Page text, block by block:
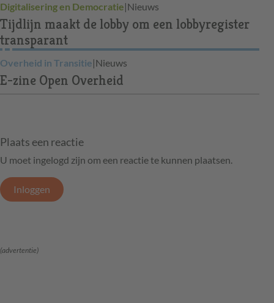
Digitalisering en Democratie|Nieuws
Tijdlijn maakt de lobby om een lobbyregister
transparant
Overheid in Transitie|Nieuws
E-zine Open Overheid
Plaats een reactie
U moet ingelogd zijn om een reactie te kunnen plaatsen.
Inloggen
(advertentie)